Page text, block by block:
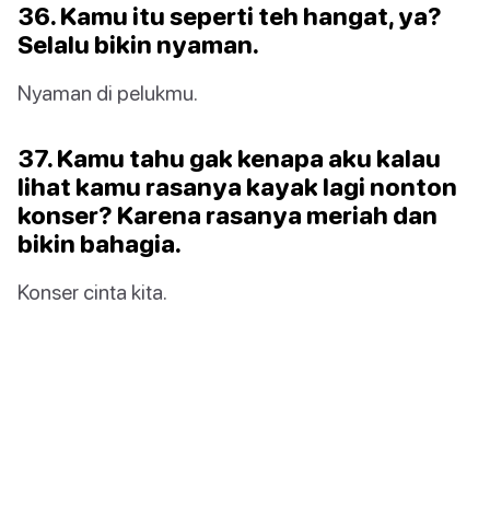
36. Kamu itu seperti teh hangat, ya?
Selalu bikin nyaman.
Nyaman di pelukmu.
37. Kamu tahu gak kenapa aku kalau
lihat kamu rasanya kayak lagi nonton
konser? Karena rasanya meriah dan
bikin bahagia.
Konser cinta kita.